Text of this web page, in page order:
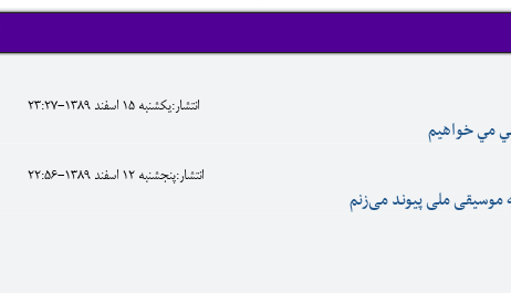
انتشار:يکشنبه 15 اسفند 1389-23:27
مي خواهيم
انتشار:پنجشنبه 12 اسفند 1389-22:56
موسیقی ملی پیوند می‌زنم